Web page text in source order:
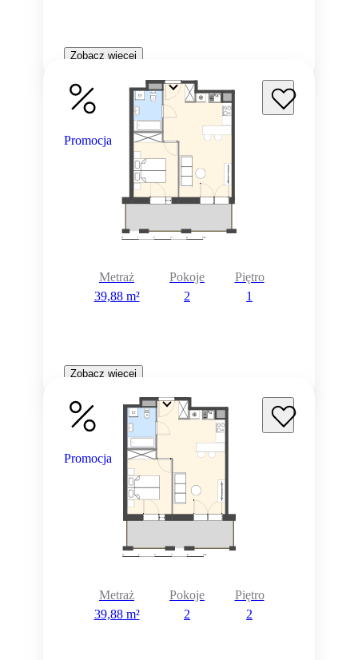
Zobacz więcej
Promocja
Metraż
39,88 m²
Pokoje
2
Piętro
1
Zobacz więcej
Promocja
Metraż
39,88 m²
Pokoje
2
Piętro
2